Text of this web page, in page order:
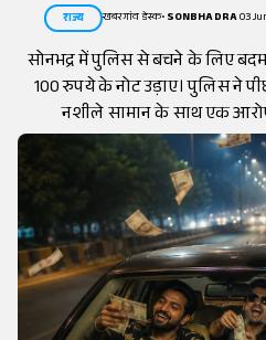
राज्य खबरगांव डेस्क•SONBHADRA03
सोनभद्र में पुलिस से बचने के लिए
100 रुपये के नोट उड़ाए। पुलिस ने
नशीले सामान के साथ एक